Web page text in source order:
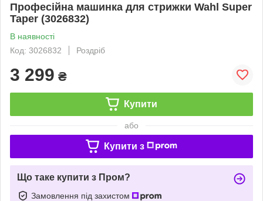
Професійна машинка для стрижки Wahl Super
Taper (3026832)
В наявності
Код: 3026832
Роздріб
3 299 ₴
Купити
або
Купити з
Що таке купити з Пром?
Замовлення під захистом